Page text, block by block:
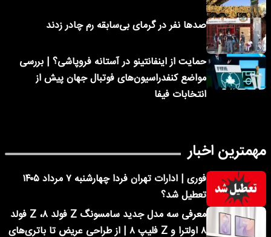
صدها نفر در گرمای بی‌سابقه رم چادر زدند
حمایت از اینفانتینو در آستانه فروپاشی؟ | بررسی
مواضع کنفدراسیون‌های فوتبال جهان پیش از
انتخابات فیفا
مهمترین اخبار
فوری | ادارات تهران فردا چهارشنبه ۷ مرداد ۱۴۰۵
تعطیل شد؟
معرفی سه مدل جدید سامسونگ Z فولد ۸، Z فولد
۸ اولترا و Z فلیپ ۸ | از طراحی عریض تا باتری‌های